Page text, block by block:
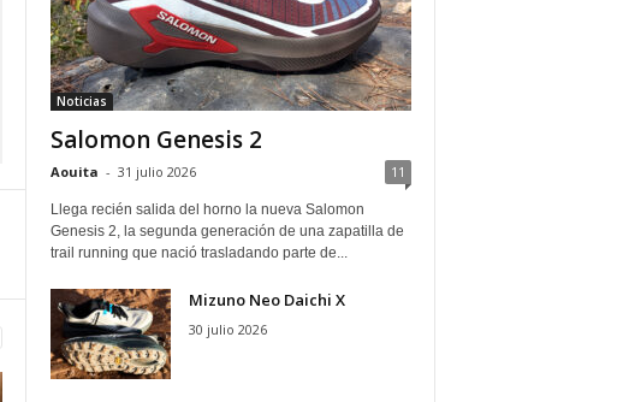
Noticias
Salomon Genesis 2
Aouita - 31 julio 2026 11
Llega recién salida del horno la nueva Salomon
Genesis 2, la segunda generación de una zapatilla de
trail running que nació trasladando parte de...
Mizuno Neo Daichi X
30 julio 2026